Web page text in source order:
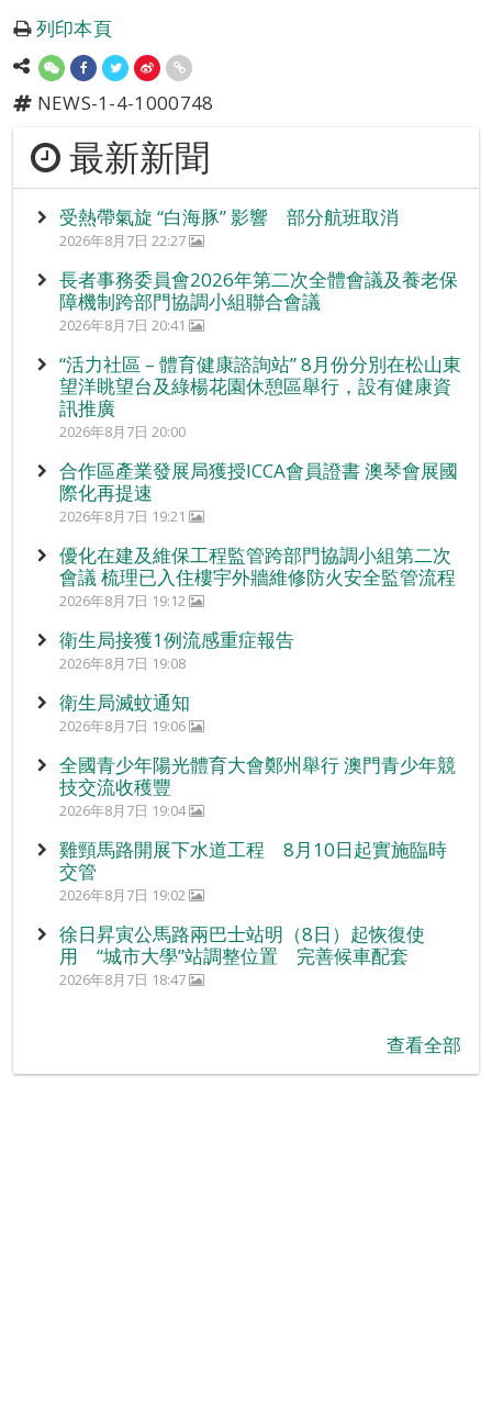
列印本頁
NEWS-1-4-1000748
最新新聞
受熱帶氣旋 “白海豚” 影響 部分航班取消
2026年8月7日 22:27
長者事務委員會2026年第二次全體會議及養老保
障機制跨部門協調小組聯合會議
2026年8月7日 20:41
“活力社區 – 體育健康諮詢站” 8月份分別在松山東
望洋眺望台及綠楊花園休憩區舉行，設有健康資
訊推廣
2026年8月7日 20:00
合作區產業發展局獲授ICCA會員證書 澳琴會展國
際化再提速
2026年8月7日 19:21
優化在建及維保工程監管跨部門協調小組第二次
會議 梳理已入住樓宇外牆維修防火安全監管流程
2026年8月7日 19:12
衛生局接獲1例流感重症報告
2026年8月7日 19:08
衛生局滅蚊通知
2026年8月7日 19:06
全國青少年陽光體育大會鄭州舉行 澳門青少年競
技交流收穫豐
2026年8月7日 19:04
雞頸馬路開展下水道工程 8月10日起實施臨時
交管
2026年8月7日 19:02
徐日昇寅公馬路兩巴士站明（8日）起恢復使
用 “城市大學”站調整位置 完善候車配套
2026年8月7日 18:47
查看全部